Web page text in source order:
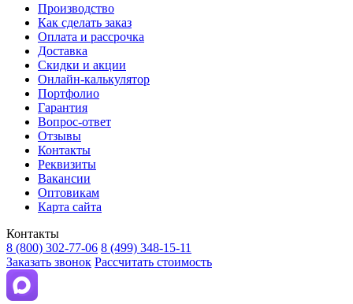
Производство
Как сделать заказ
Оплата и рассрочка
Доставка
Скидки и акции
Онлайн-калькулятор
Портфолио
Гарантия
Вопрос-ответ
Отзывы
Контакты
Реквизиты
Вакансии
Оптовикам
Карта сайта
Контакты
8 (800) 302-77-06 8 (499) 348-15-11
Заказать звонок Рассчитать стоимость